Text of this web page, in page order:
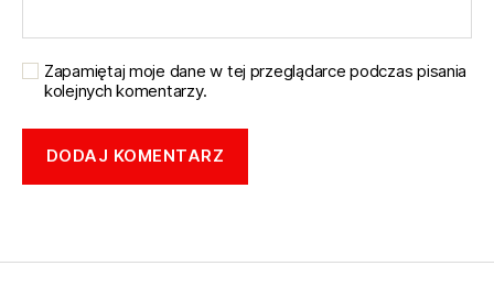
Zapamiętaj moje dane w tej przeglądarce podczas pisania
kolejnych komentarzy.